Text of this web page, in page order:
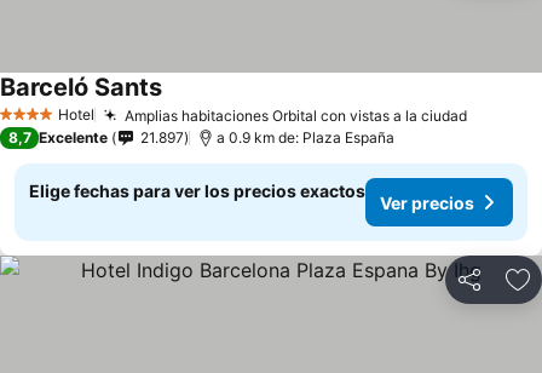
4 EstrellasHotel Amplias habitaciones Orbital con vistas a la ciudad
Barceló Sants
8,7 Excelente 21.897 a 0.9 km de: Plaza España
Elige fechas para ver los precios exactos
Ver precios
Compartir